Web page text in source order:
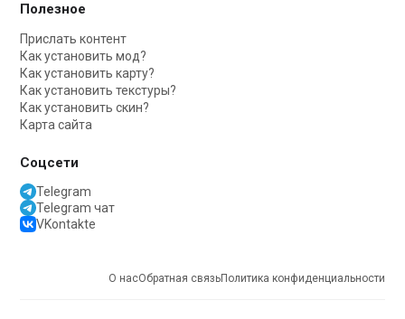
Полезное
Прислать контент
Как установить мод?
Как установить карту?
Как установить текстуры?
Как установить скин?
Карта сайта
Соцсети
Telegram
Telegram чат
VKontakte
О насОбратная связьПолитика конфиденциальности